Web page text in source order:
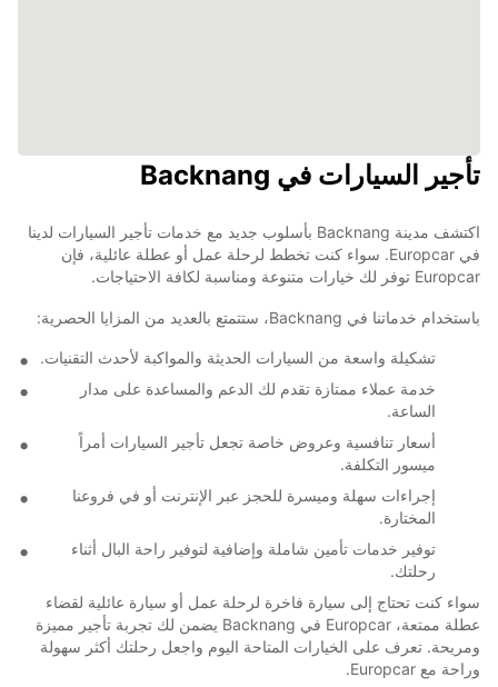
تأجير السيارات في Backnang
اكتشف مدينة Backnang بأسلوب جديد مع خدمات تأجير السيارات لدينا
في Europcar. سواء كنت تخطط لرحلة عمل أو عطلة عائلية، فإن
Europcar توفر لك خيارات متنوعة ومناسبة لكافة الاحتياجات.
باستخدام خدماتنا في Backnang، ستتمتع بالعديد من المزايا الحصرية:
تشكيلة واسعة من السيارات الحديثة والمواكبة لأحدث التقنيات.
خدمة عملاء ممتازة تقدم لك الدعم والمساعدة على مدار
الساعة.
أسعار تنافسية وعروض خاصة تجعل تأجير السيارات أمراً
ميسور التكلفة.
إجراءات سهلة وميسرة للحجز عبر الإنترنت أو في فروعنا
المختارة.
توفير خدمات تأمين شاملة وإضافية لتوفير راحة البال أثناء
رحلتك.
سواء كنت تحتاج إلى سيارة فاخرة لرحلة عمل أو سيارة عائلية لقضاء
عطلة ممتعة، Europcar في Backnang يضمن لك تجربة تأجير مميزة
ومريحة. تعرف على الخيارات المتاحة اليوم واجعل رحلتك أكثر سهولة
وراحة مع Europcar.